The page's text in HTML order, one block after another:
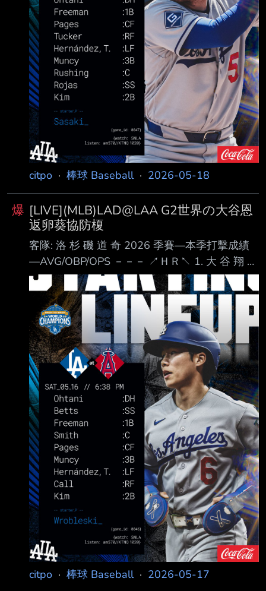
citpo · 棒球 Baseball· 2026-05-18
爆 [LIVE](MLB)LAD@LAA G2世界の大谷恩
返卵葵協防榎
客隊: 洛 杉 磯 道 奇 2026 季賽—本季打擊成績
—AVG/OBP/OPS －－－ ↗ＨＲ↖ 1. 大 谷 翔 平
(L) DH .240 / .370 / .799 ７ＨＲ 2. Mookie
Betts (R) SS .152 / .220 / .590 ３ＨＲ 3.
Freddie Freeman (L) 1B .270 / .343 / .766 ４Ｈ
Ｒ 4. Will Smith (R) C .258 / .326 / .701 ４ＨＲ
5. Andy Pages (R) CF .305
citpo · 棒球 Baseball· 2026-05-17